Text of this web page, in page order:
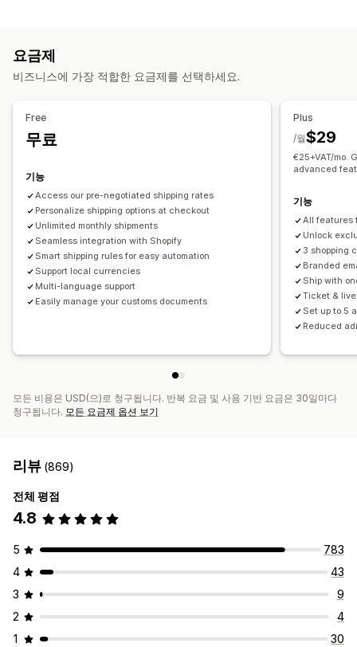
배송 관리
주문 동기화
실시간 추적 이메일 알림 주문 업데이트
배송 레이블
실시간 추적
요금제
비즈니스에 가장 적합한 요금제를 선택하세요.
Free
무료
기능
Access our pre-negotiated shipping rates
Personalize shipping options at checkout
Unlimited monthly shipments
Seamless integration with Shopify
Smart shipping rules for easy automation
Support local currencies
Multi-language support
Easily manage your customs documents
Plus
$29
/월
€25+VAT/mo.
advanced
기능
All features
Unlock
3 shopping
Branded
Ship with
Ticket &
Set up to 5
Reduced
모든 비용은 USD(으)로 청구됩니다. 반복 요금 및 사용 기반 요금은 30일마다
청구됩니다. 모든 요금제 옵션 보기
리뷰 (869)
전체 평점
4.8
5
783
4
43
3
9
2
4
1
30